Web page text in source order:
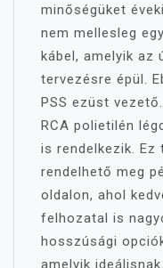
minőségüket
nem mellesleg
kábel, amelyik az
tervezésre épül.
PSS ezüst
RCA polietilén
is rendelkezik. Ez
rendelhető meg
oldalon, ahol
felhozatal is
hosszúsági
amelyik